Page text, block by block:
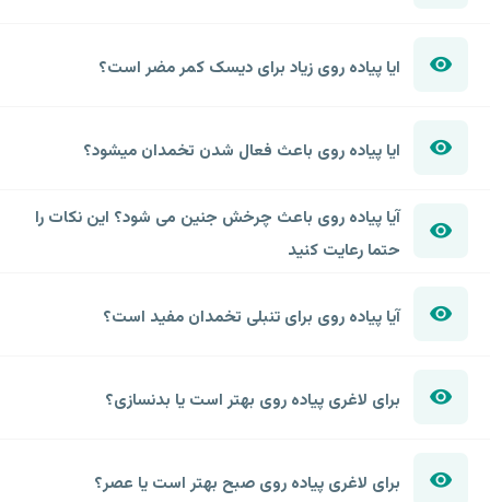
ایا پیاده روی زیاد برای دیسک کمر مضر است؟
ایا پیاده روی باعث فعال شدن تخمدان میشود؟
آیا پیاده روی باعث چرخش جنین می شود؟ این نکات را
حتما رعایت کنید
آیا پیاده روی برای تنبلی تخمدان مفید است؟
برای لاغری پیاده روی بهتر است یا بدنسازی؟
برای لاغری پیاده روی صبح بهتر است یا عصر؟